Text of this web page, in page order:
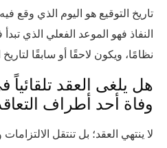
تاريخ التوقيع هو اليوم الذي وقع
النفاذ فهو الموعد الفعلي الذي
نظامًا، ويكون لاحقًا أو سابقًا لتاريخ
هل يلغى العقد
وفاة أحد أطراف
لا ينتهي العقد؛ بل تنتقل